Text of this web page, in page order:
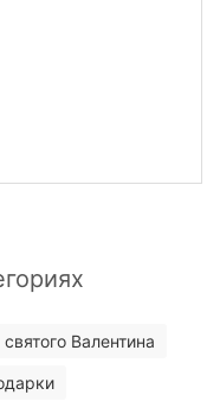
Валентина